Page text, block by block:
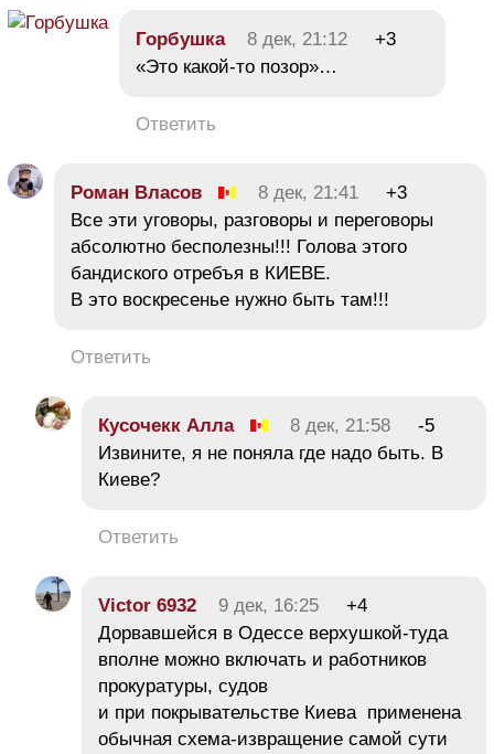
Горбушка 8 дек, 21:12
+3
«Это какой-то позор»…
Ответить
Роман Власов 8 дек, 21:41
+3
Все эти уговоры, разговоры и переговоры
абсолютно бесполезны!!! Голова этого
бандиского отребъя в КИЕВЕ.
В это воскресенье нужно быть там!!!
Ответить
Кусочекк Алла 8 дек, 21:58
-5
Извините, я не поняла где надо быть. В
Киеве?
Ответить
Victor 6932 9 дек, 16:25
+4
Дорвавшейся в Одессе верхушкой-туда
вполне можно включать и работников
прокуратуры, судов
и при покрывательстве Киева применена
обычная схема-извращение самой сути